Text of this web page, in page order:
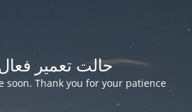
حالت تعمیر
soon. Thank you for your patience!